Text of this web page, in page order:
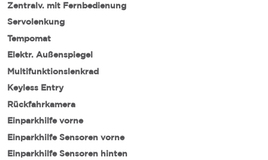
Zentralv. mit Fernbedienung
Servolenkung
Tempomat
Elektr. Außenspiegel
Multifunktionslenkrad
Keyless Entry
Rückfahrkamera
Einparkhilfe vorne
Einparkhilfe Sensoren vorne
Einparkhilfe Sensoren hinten